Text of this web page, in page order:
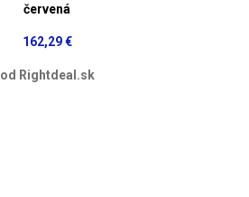
červená
162,29 €
od Rightdeal.sk